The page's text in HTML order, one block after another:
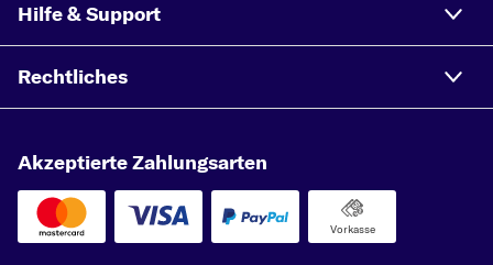
Hilfe & Support
Rechtliches
Akzeptierte Zahlungsarten
Vorkasse